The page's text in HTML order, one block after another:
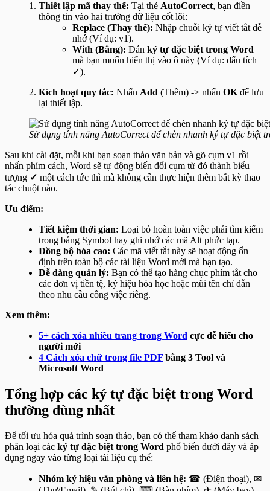
Thiết lập mã thay thế: Tại thẻ AutoCorrect, bạn điền
thông tin vào hai trường dữ liệu cốt lõi:
Replace (Thay thế): Nhập chuỗi ký tự viết tắt dễ
nhớ (Ví dụ: v1).
With (Bằng): Dán ký tự đặc biệt trong Word
mà bạn muốn hiển thị vào ô này (Ví dụ: dấu tích
✓).
Kích hoạt quy tắc: Nhấn Add (Thêm) -> nhấn OK để lưu
lại thiết lập.
Sử dụng tính năng AutoCorrect để chèn nhanh ký tự đặc biệt
Sau khi cài đặt, mỗi khi bạn soạn thảo văn bản và gõ cụm v1 rồi
nhấn phím cách, Word sẽ tự động biến đổi cụm từ đó thành biểu
tượng ✓ một cách tức thì mà không cần thực hiện thêm bất kỳ thao
tác chuột nào.
Ưu điểm:
Tiết kiệm thời gian: Loại bỏ hoàn toàn việc phải tìm kiếm
trong bảng Symbol hay ghi nhớ các mã Alt phức tạp.
Đồng bộ hóa cao: Các mã viết tắt này sẽ hoạt động ổn
định trên toàn bộ các tài liệu Word mới mà bạn tạo.
Dễ dàng quản lý: Bạn có thể tạo hàng chục phím tắt cho
các đơn vị tiền tệ, ký hiệu hóa học hoặc mũi tên chỉ dẫn
theo nhu cầu công việc riêng.
Xem thêm:
5+ cách xóa nhiều trang trong Word cực dễ hiểu cho
người mới
4 Cách xóa chữ trong file PDF bằng 3 Tool và
Microsoft Word
Tổng hợp các ký tự đặc biệt trong Word
thường dùng nhất
Để tối ưu hóa quá trình soạn thảo, bạn có thể tham khảo danh sách
phân loại các ký tự đặc biệt trong Word phổ biến dưới đây và áp
dụng ngay vào từng loại tài liệu cụ thể:
Nhóm ký hiệu văn phòng và liên hệ: ☎ (Điện thoại), ✉